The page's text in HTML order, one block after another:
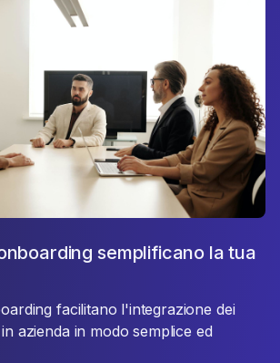
semplificano la tua
facilitano l'integrazione dei
azienda in modo semplice ed